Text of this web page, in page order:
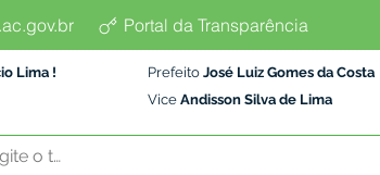
Portal da Transparência
Lima ! Prefeito José Luiz Gomes da Costa
Vice Andisson Silva de Lima